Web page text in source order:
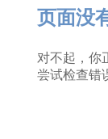
页面没
对不起，你
尝试检查